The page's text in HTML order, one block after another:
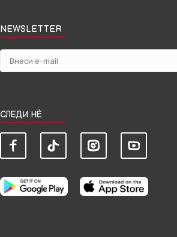
NEWSLETTER
СЛЕДИ НЀ